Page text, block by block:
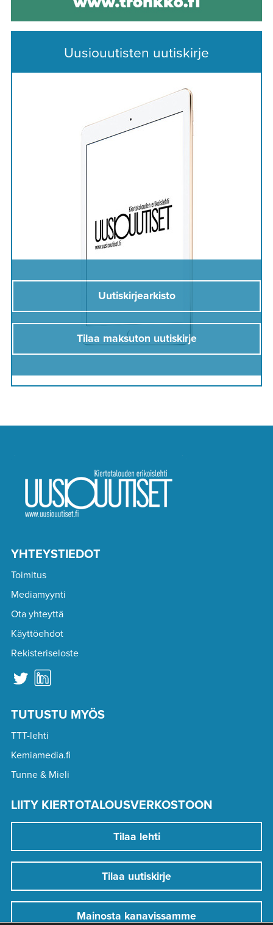
Uusiouutisten uutiskirje
Uutiskirjearkisto
Tilaa maksuton uutiskirje
YHTEYSTIEDOT
Toimitus
Mediamyynti
Ota yhteyttä
Käyttöehdot
Rekisteriseloste
TUTUSTU MYÖS
TTT-lehti
Kemiamedia.fi
Tunne & Mieli
LIITY KIERTOTALOUSVERKOSTOON
Tilaa lehti
Tilaa uutiskirje
Mainosta kanavissamme